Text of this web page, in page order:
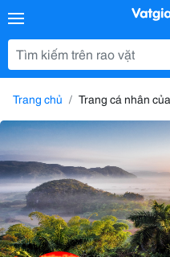
Trang chủ Trang cá nhân